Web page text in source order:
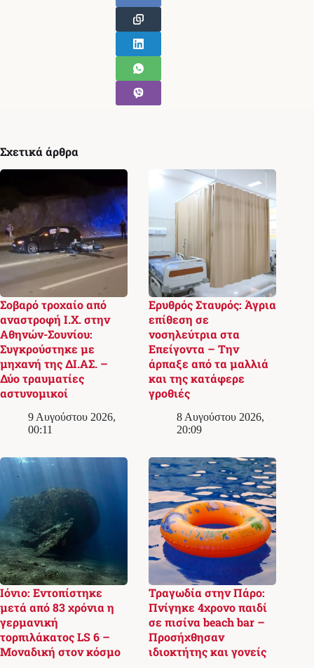
Σχετικά άρθρα
Σοβαρό τροχαίο από
αναστροφή Ι.Χ. στην
Αθηνών-Σουνίου:
Συγκρούστηκε με
μηχανή της ΔΙ.ΑΣ. –
Δύο τραυματίες
αστυνομικοί
9 Αυγούστου 2026,
00:11
Ερυθρός Σταυρός: Άγρια
επίθεση σε
νοσηλεύτρια στα
Επείγοντα – Την
άρπαξε από τα μαλλιά
και της κατάφερε
γροθιές
8 Αυγούστου 2026,
20:09
Ιόνιο: Εντοπίστηκε
μετά από 83 χρόνια η
γερμανική
τορπιλάκατος LS 6 –
Μοναδική στον κόσμο
Τραγωδία στην Πάρο:
Πνίγηκε 4χρονο παιδί
σε πισίνα beach bar –
Προσήχθησαν
ιδιοκτήτης και γονείς